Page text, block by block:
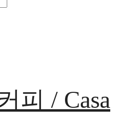
피 / Casa